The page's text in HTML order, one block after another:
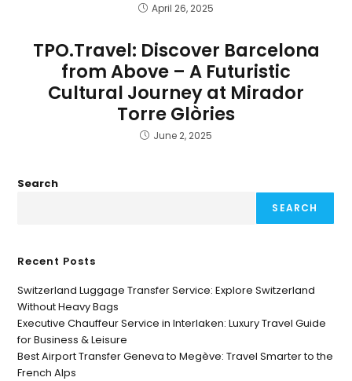
April 26, 2025
TPO.Travel: Discover Barcelona
from Above – A Futuristic
Cultural Journey at Mirador
Torre Glòries
June 2, 2025
Search
SEARCH
Recent Posts
Switzerland Luggage Transfer Service: Explore Switzerland
Without Heavy Bags
Executive Chauffeur Service in Interlaken: Luxury Travel Guide
for Business & Leisure
Best Airport Transfer Geneva to Megève: Travel Smarter to the
French Alps